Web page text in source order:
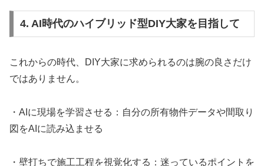
4. AI時代のハイブリッド型DIY大家を目指して
これからの時代、DIY大家に求められるのは腕の良さだけ
ではありません。
・AIに現場を学習させる：自分の所有物件データや間取り
図をAIに読み込ませる
・壁打ちで施工工程を視覚化する：迷っているポイントを